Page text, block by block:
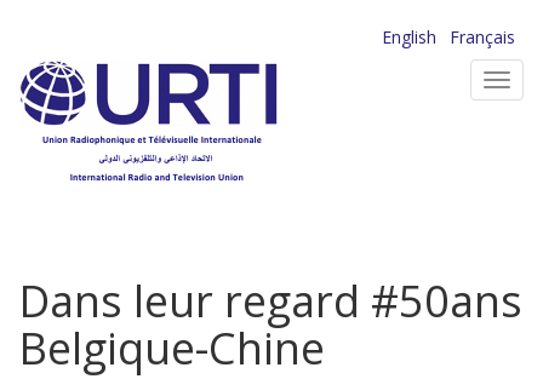
contenu
principal
English
Français
Dans leur regard #50ans
Belgique-Chine